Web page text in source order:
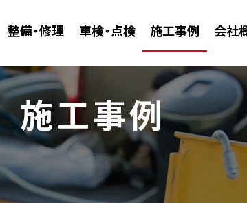
整備・修理 車検・点検 施工事例 会社
施工事例